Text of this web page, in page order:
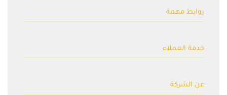
روابط مهمة
المتجر
طلبات الكميات
خدمة العملاء
سياسة الإرجاع والإستبدال
عن الشركة